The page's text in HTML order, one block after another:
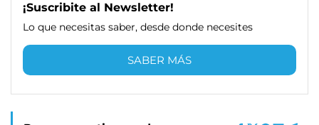
¡Suscribite al Newsletter!
Lo que necesitas saber, desde donde necesites
SABER MÁS